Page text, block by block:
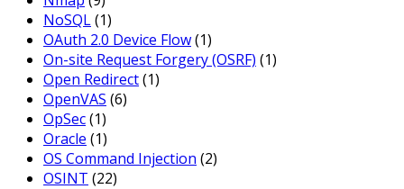
NoSQL(1)
OAuth 2.0 Device Flow(1)
On-site Request Forgery (OSRF) (1)
Open Redirect(1)
OpenVAS (6)
OpSec(1)
Oracle (1)
OS Command Injection (2)
OSINT (22)